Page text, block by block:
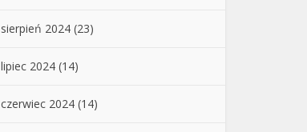
sierpień 2024 (23)
lipiec 2024 (14)
czerwiec 2024 (14)